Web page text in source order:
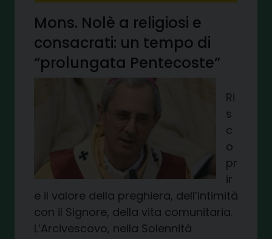
Mons. Nolè a religiosi e
consacrati: un tempo di
“prolungata Pentecoste”
Ri
s
c
o
pr
ir
e il valore della preghiera, dell’intimità
con il Signore, della vita comunitaria.
L’Arcivescovo, nella Solennità